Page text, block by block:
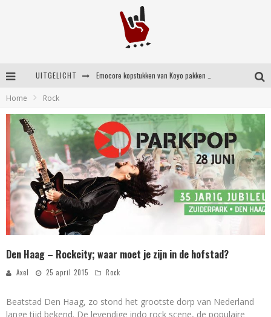
UITGELICHT
Shorts #148 met onder meer A Wilhelm Scream, Static Dress, Vovoid en Super Sometimes
Home Rock
Den Haag – Rockcity; waar moet je zijn in de hofstad?
Axel 25 april 2015 Rock
Beatstad Den Haag, zo stond het grootste dorp van Nederland
lange tijd bekend. De levendige indo rock scene, de populaire